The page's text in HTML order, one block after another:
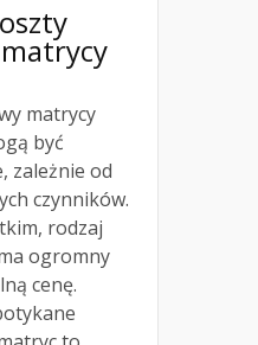
matrycy
być
zależnie od
czynników.
rodzaj
ogromny
cenę.